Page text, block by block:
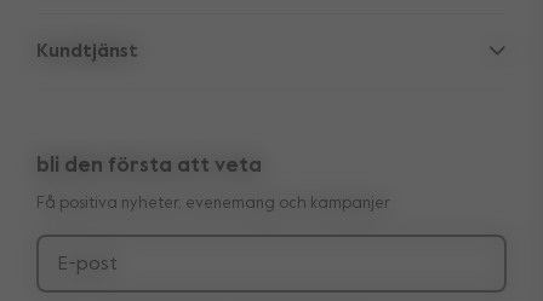
Reservdelar
Företagsinformation
Köpa looken
Press
Kundtjänst
Manual
Leverans & betalning
Ångerrätt
bli den första att veta
Få positiva nyheter, evenemang och kampanjer
E-post